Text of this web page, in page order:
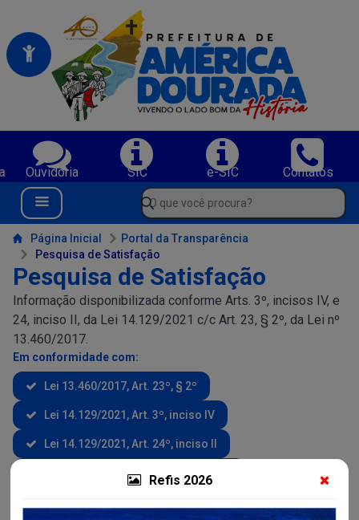
Portal da Prefeitura Municipal de America Dourada-BA
Refis 2026
Serviços da Prefeitura Municipal de America Dourada-BA;
Ouvidoria SIC e-SIC
Contatos
Navegue pelo portal da Prefeitura de America Dourada-BA
Menu Bar
O que você procura?
Conteúdo da Prefeitura de America Dourada-BA
Página Inicial
Portal da Transparência
Pesquisa de Satisfação
Pesquisa de Satisfação
Informação disponibilizada conforme Arts. 3º, incisos IV, e
24, inciso II, da Lei 14.129/2021 c/c Art. 23, § 2º, da Lei nº
13.460/2017.
Em conformidade com:
Lei 13.460/2017, Art. 23º, § 2º
Lei 14.129/2021, Art. 3º, inciso IV
Lei 14.129/2021, Art. 24º, inciso II
Constituição Federal, Art. 37º, Caput